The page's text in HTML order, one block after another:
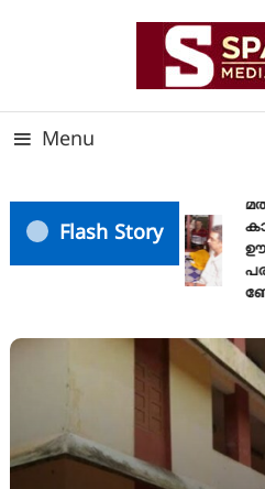
Menu
Flash Story